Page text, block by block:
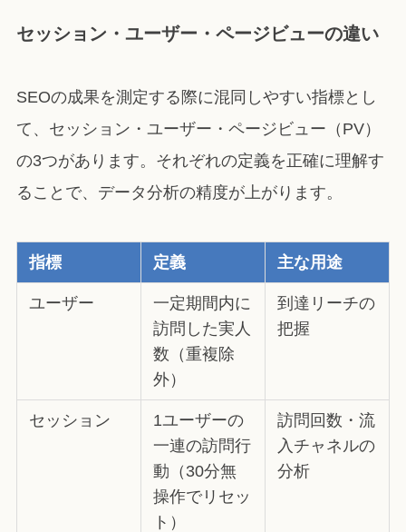
セッション・ユーザー・ページビューの違い
SEOの成果を測定する際に混同しやすい指標とし
て、セッション・ユーザー・ページビュー（PV）
の3つがあります。それぞれの定義を正確に理解す
ることで、データ分析の精度が上がります。
指標 定義 主な用途
ユーザー
一定期間内に
訪問した実人
数（重複除
外）
到達リーチの
把握
セッション
1ユーザーの
一連の訪問行
動（30分無
操作でリセッ
ト）
訪問回数・流
入チャネルの
分析